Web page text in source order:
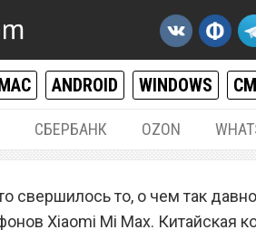
ANDROID WINDOWS
СБЕРБАНК OZON
смартфона
свершилось то, о чем так
Xiaomi Mi Max. Китайская